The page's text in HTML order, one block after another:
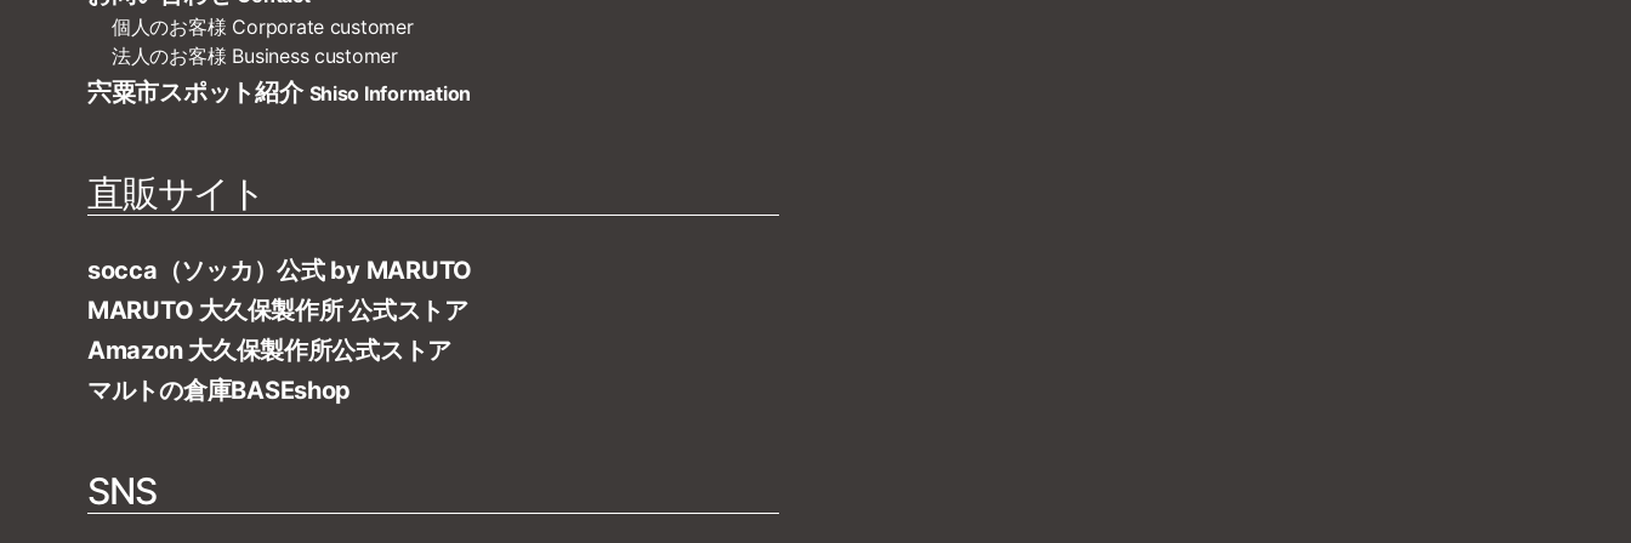
個人のお客様 Corporate customer
法人のお客様 Business customer
宍粟市スポット紹介 Shiso Information
直販サイト
socca（ソッカ）公式 by MARUTO
MARUTO 大久保製作所 公式ストア
Amazon 大久保製作所公式ストア
マルトの倉庫BASEshop
SNS